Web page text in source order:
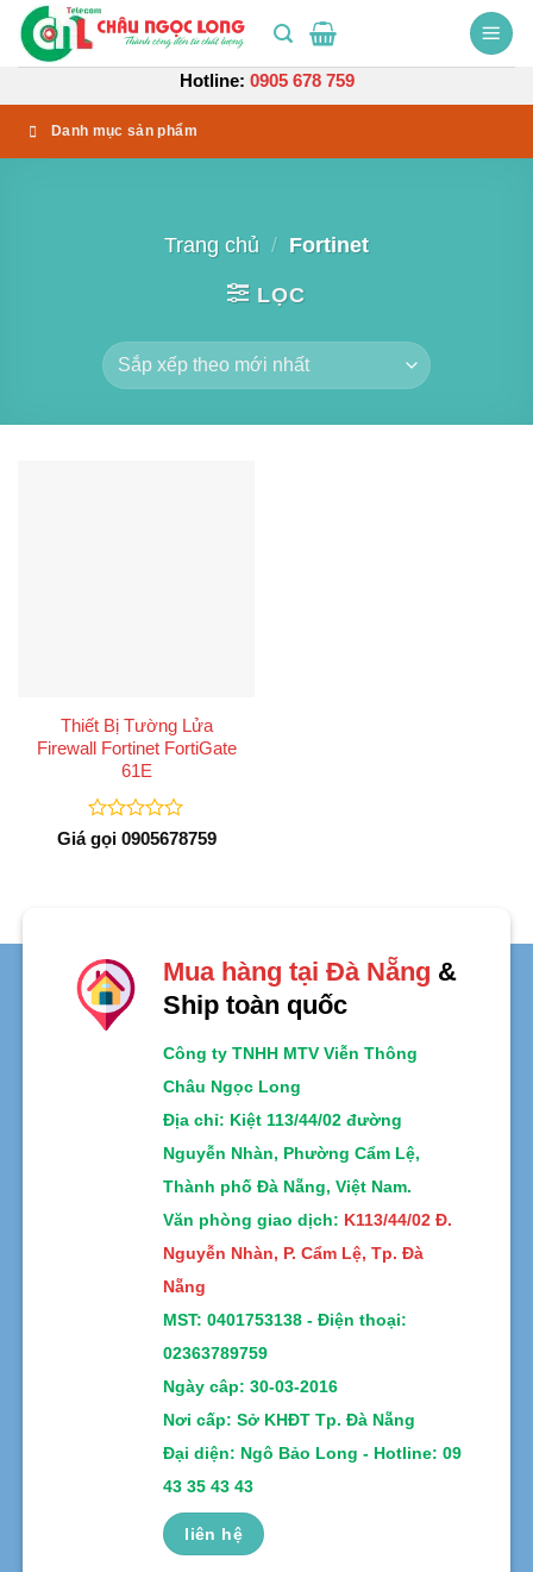
Bỏ
qua
Hotline: 0905 678 759
Danh mục sản phẩm
Trang chủ / Fortinet
LỌC
Thiết Bị Tường Lửa
Firewall Fortinet FortiGate
61E
Được
xếp
Giá gọi 0905678759
Mua hàng tại Đà Nẵng &
Ship toàn quốc
Công ty TNHH MTV Viễn Thông
Châu Ngọc Long
Địa chỉ: Kiệt 113/44/02 đường
Nguyễn Nhàn, Phường Cẩm Lệ,
Thành phố Đà Nẵng, Việt Nam.
Văn phòng giao dịch: K113/44/02 Đ.
Nguyễn Nhàn, P. Cẩm Lệ, Tp. Đà
Nẵng
MST: 0401753138 - Điện thoại:
02363789759
Ngày câp: 30-03-2016
Nơi cấp: Sở KHĐT Tp. Đà Nẵng
Đại diện: Ngô Bảo Long - Hotline: 09
43 35 43 43
liên hệ